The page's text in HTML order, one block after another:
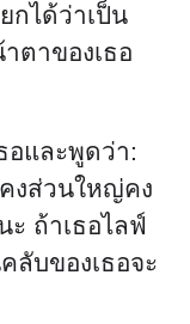
กได้ว่าเป็น
ตาของเธอ
อและพูดว่า:
งส่วนใหญ่คง
ถ้าเธอไลฟ์
บของเธอจะ